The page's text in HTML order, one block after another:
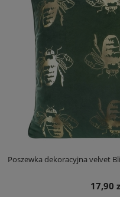
Poszewka dekoracyjna velvet
17,90